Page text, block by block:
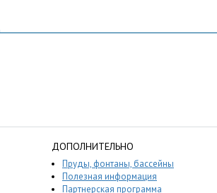
ДОПОЛНИТЕЛЬНО
Пруды, фонтаны, бассейны
Полезная информация
Партнерская программа